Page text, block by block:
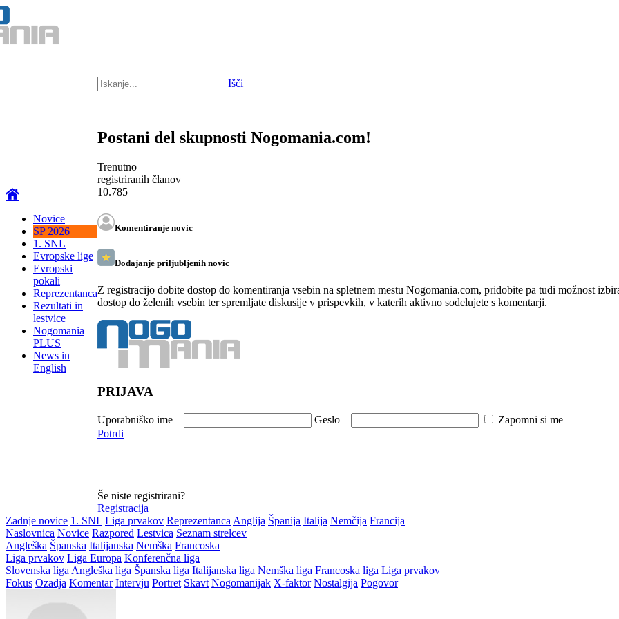
Novice
SP 2026
1. SNL
Evropske lige
Evropski
pokali
Reprezentanca
Rezultati in
lestvice
Nogomania
PLUS
News in
English
Išči
Postani del skupnosti Nogomania.com!
Trenutno
registriranih članov
10.785
Komentiranje novic
Dodajanje priljubljenih novic
Z registracijo dobite dostop do komentiranja vsebin na spletnem mestu Nogomania.com, pridobite pa tudi možnost
dostop do želenih vsebin ter spremljate diskusije v prispevkih, v katerih aktivno sodelujete s komentarji.
PRIJAVA
Uporabniško ime Geslo Zapomni si me
Potrdi
Še niste registrirani?
Registracija
Zadnje novice 1. SNL Liga prvakov Reprezentanca Anglija Španija Italija Nemčija Francija
Naslovnica Novice Razpored Lestvica Seznam strelcev
Angleška Španska Italijanska Nemška Francoska
Liga prvakov Liga Europa Konferenčna liga
Slovenska liga Angleška liga Španska liga Italijanska liga Nemška liga Francoska liga Liga prvakov
Fokus Ozadja Komentar Intervju Portret Skavt Nogomanijak X-faktor Nostalgija Pogovor